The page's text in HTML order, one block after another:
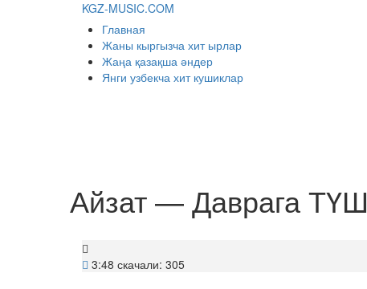
KGZ-MUSIC.COM
Главная
Жаны кыргызча хит ырлар
Жаңа қазақша әндер
Янги узбекча хит кушиклар
Айзат — Даврага ТҮШ
3:48 скачали: 305